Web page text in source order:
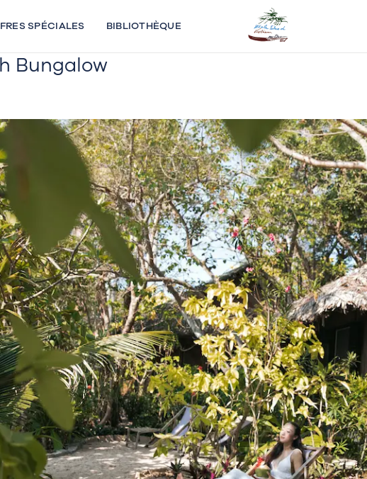
SPÉCIALES BIBLIOTHÈQUE
Bungalow